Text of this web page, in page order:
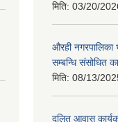
मिति: 03/20/
औरही नगरपालिका
सम्बन्धि संसोधित
मिति: 08/13/
दलित आवास